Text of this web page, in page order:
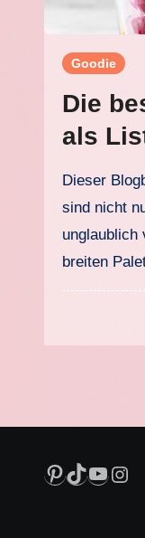
Goodie
Die
als
Dieser Blogbeitrag enthält Eigenwerbung Salate
sind nicht
unglaublich
breiten
Pinterest
TikTok